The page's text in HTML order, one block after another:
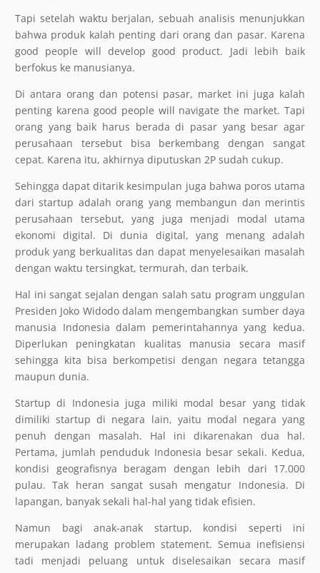
Tapi setelah waktu berjalan, sebuah analisis menunjukkan
bahwa produk kalah penting dari orang dan pasar. Karena
good people will develop good product. Jadi lebih baik
berfokus ke manusianya.
Di antara orang dan potensi pasar, market ini juga kalah
penting karena good people will navigate the market. Tapi
orang yang baik harus berada di pasar yang besar agar
perusahaan tersebut bisa berkembang dengan sangat
cepat. Karena itu, akhirnya diputuskan 2P sudah cukup.
Sehingga dapat ditarik kesimpulan juga bahwa poros utama
dari startup adalah orang yang membangun dan merintis
perusahaan tersebut, yang juga menjadi modal utama
ekonomi digital. Di dunia digital, yang menang adalah
produk yang berkualitas dan dapat menyelesaikan masalah
dengan waktu tersingkat, termurah, dan terbaik.
Hal ini sangat sejalan dengan salah satu program unggulan
Presiden Joko Widodo dalam mengembangkan sumber daya
manusia Indonesia dalam pemerintahannya yang kedua.
Diperlukan peningkatan kualitas manusia secara masif
sehingga kita bisa berkompetisi dengan negara tetangga
maupun dunia.
Startup di Indonesia juga miliki modal besar yang tidak
dimiliki startup di negara lain, yaitu modal negara yang
penuh dengan masalah. Hal ini dikarenakan dua hal.
Pertama, jumlah penduduk Indonesia besar sekali. Kedua,
kondisi geografisnya beragam dengan lebih dari 17.000
pulau. Tak heran sangat susah mengatur Indonesia. Di
lapangan, banyak sekali hal-hal yang tidak efisien.
Namun bagi anak-anak startup, kondisi seperti ini
merupakan ladang problem statement. Semua inefisiensi
tadi menjadi peluang untuk diselesaikan secara masif